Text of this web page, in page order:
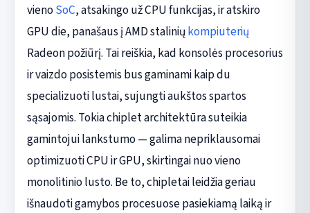
vienoSoC, atsakingo už CPU funkcijas, ir atskiro
GPU die, panašaus į AMD stalinių kompiuterių
Radeon požiūrį. Tai reiškia, kad konsolės procesorius
ir vaizdo posistemis bus gaminami kaip du
specializuoti lustai, sujungti aukštos spartos
sąsajomis. Tokia chiplet architektūra suteikia
gamintojui lankstumo — galima nepriklausomai
optimizuoti CPU ir GPU, skirtingai nuo vieno
monolitinio lusto. Be to, chipletai leidžia geriau
išnaudoti gamybos procesuose pasiekiamą laiką ir